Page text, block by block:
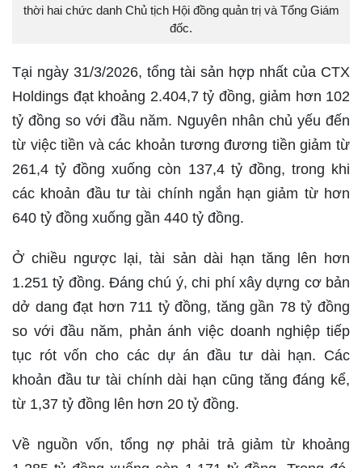
thời hai chức danh Chủ tịch Hội đồng quản trị và Tổng Giám
đốc.
Tại ngày 31/3/2026, tổng tài sản hợp nhất của CTX
Holdings đạt khoảng 2.404,7 tỷ đồng, giảm hơn 102
tỷ đồng so với đầu năm. Nguyên nhân chủ yếu đến
từ việc tiền và các khoản tương đương tiền giảm từ
261,4 tỷ đồng xuống còn 137,4 tỷ đồng, trong khi
các khoản đầu tư tài chính ngắn hạn giảm từ hơn
640 tỷ đồng xuống gần 440 tỷ đồng.
Ở chiều ngược lại, tài sản dài hạn tăng lên hơn
1.251 tỷ đồng. Đáng chú ý, chi phí xây dựng cơ bản
dở dang đạt hơn 711 tỷ đồng, tăng gần 78 tỷ đồng
so với đầu năm, phản ánh việc doanh nghiệp tiếp
tục rót vốn cho các dự án đầu tư dài hạn. Các
khoản đầu tư tài chính dài hạn cũng tăng đáng kể,
từ 1,37 tỷ đồng lên hơn 20 tỷ đồng.
Về nguồn vốn, tổng nợ phải trả giảm từ khoảng